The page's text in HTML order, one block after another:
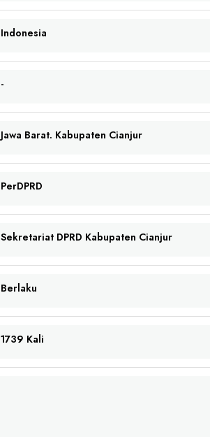
Indonesia
-
Jawa Barat. Kabupaten Cianjur
PerDPRD
Sekretariat DPRD Kabupaten Cianjur
Berlaku
1739 Kali